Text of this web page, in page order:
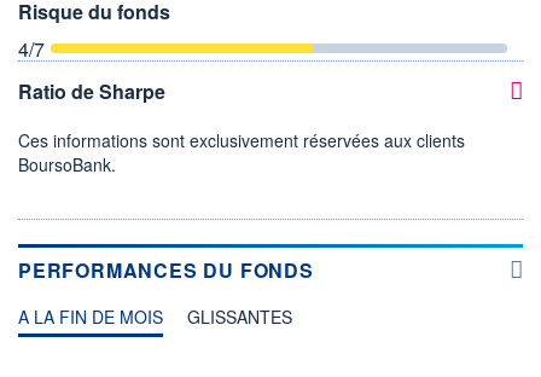
Risque du fonds
4/7
Ratio de Sharpe
Ces informations sont exclusivement réservées aux clients
BoursoBank.
PERFORMANCES DU FONDS
A LA FIN DE MOIS GLISSANTES